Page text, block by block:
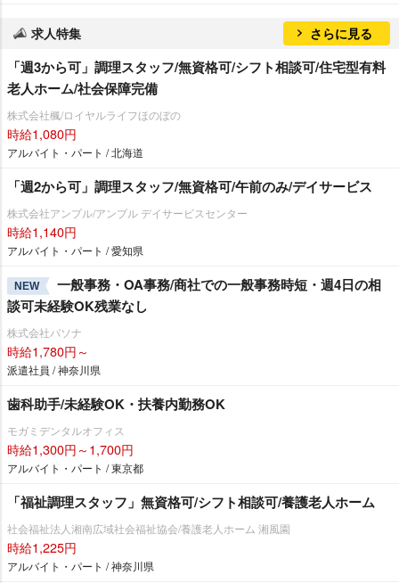
求人特集 さらに見る
「週3から可」調理スタッフ/無資格可/シフト相談可/住宅型有料
老人ホーム/社会保障完備
株式会社楓/ロイヤルライフほのぼの
時給1,080円
アルバイト・パート / 北海道
「週2から可」調理スタッフ/無資格可/午前のみ/デイサービス
株式会社アンプル/アンプル デイサービスセンター
時給1,140円
アルバイト・パート / 愛知県
NEW
一般事務・OA事務/商社での一般事務時短・週4日の相
談可未経験OK残業なし
株式会社パソナ
時給1,780円～
派遣社員 / 神奈川県
歯科助手/未経験OK・扶養内勤務OK
モガミデンタルオフィス
時給1,300円～1,700円
アルバイト・パート / 東京都
「福祉調理スタッフ」無資格可/シフト相談可/養護老人ホーム
社会福祉法人湘南広域社会福祉協会/養護老人ホーム 湘風園
時給1,225円
アルバイト・パート / 神奈川県